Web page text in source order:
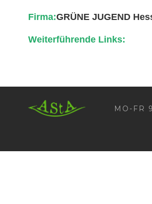
Firma:GRÜNE JUGEND
Weiterführende Links:
AStA HSF MO-FR